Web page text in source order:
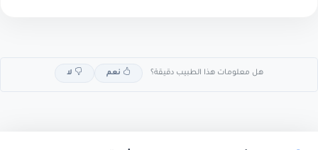
هل معلومات هذا الطبيب دقيقة؟ نعم لا